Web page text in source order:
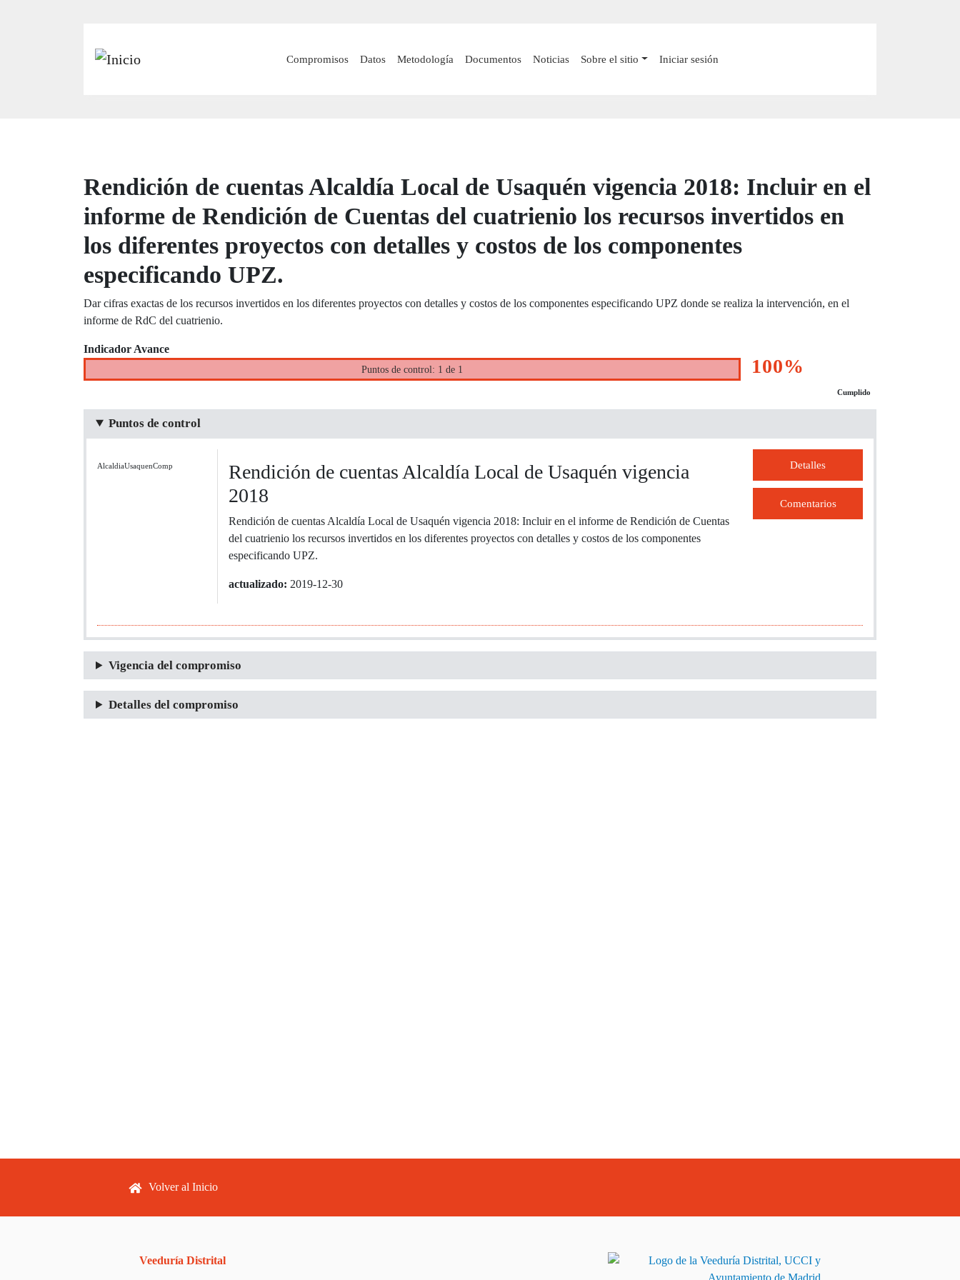
principal
Main navigation
Compromisos Datos Metodología Documentos Noticias Sobre el sitio Iniciar sesión
Rendición de cuentas Alcaldía Local de Usaquén vigencia 2018: Incluir en el
informe de Rendición de Cuentas del cuatrienio los recursos invertidos en
los diferentes proyectos con detalles y costos de los componentes
especificando UPZ.
Dar cifras exactas de los recursos invertidos en los diferentes proyectos con detalles y costos de los componentes especificando UPZ donde se realiza la intervención, en el
informe de RdC del cuatrienio.
Indicador Avance
Puntos de control: 1 de 1 100%
Cumplido
Puntos de control
AlcaldiaUsaquenComp
Rendición de cuentas Alcaldía Local de Usaquén vigencia
2018
Rendición de cuentas Alcaldía Local de Usaquén vigencia 2018: Incluir en el informe de Rendición de Cuentas
del cuatrienio los recursos invertidos en los diferentes proyectos con detalles y costos de los componentes
especificando UPZ.
actualizado: 2019-12-30
Detalles
Comentarios
Vigencia del compromiso
Detalles del compromiso
Footer menu
Volver al Inicio
Veeduría Distrital